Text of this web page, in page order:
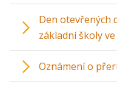
Den otevřených
základní školy
Oznámení o